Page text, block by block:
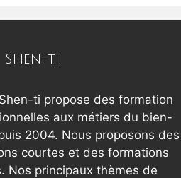
Shen-ti
Shen-ti propose des formation
aux métiers du bien-
2004. Nous proposons des
courtes et des formations
Nos principaux thèmes de